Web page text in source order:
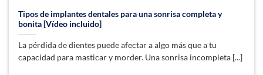
Tipos de implantes dentales para una sonrisa completa y
bonita [Vídeo incluido]
La pérdida de dientes puede afectar a algo más que a tu
capacidad para masticar y morder. Una sonrisa incompleta [...]